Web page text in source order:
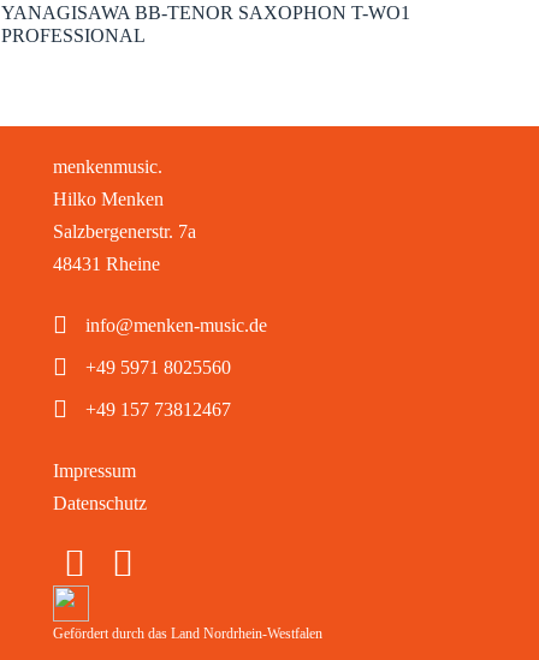
YANAGISAWA BB-TENOR SAXOPHON T-WO1
PROFESSIONAL
menkenmusic.
Hilko Menken
Salzbergenerstr. 7a
48431 Rheine
info@menken-music.de
+49 5971 8025560
+49 157 73812467
Impressum
Datenschutz
Gefördert durch das Land Nordrhein-Westfalen